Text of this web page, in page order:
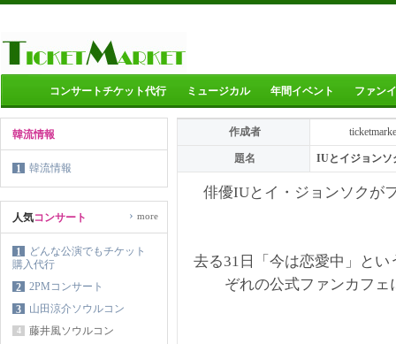
コンサートチケット代行 ミュージカル 年間イベント ファン
韓流情報
1 韓流情報
人気コンサート
1
どんな公演でもチケット
購入代行
2
2PMコンサート
3
山田涼介ソウルコン
4 藤井風ソウルコン
› more
作成者
題名 IUとイジョンソ
俳優IUとイ・ジョンソクが
去る31日「今は恋愛中」と
ぞれの公式ファンカフ